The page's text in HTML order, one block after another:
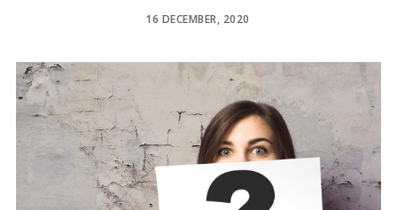
POSTED
16 DECEMBER, 2020